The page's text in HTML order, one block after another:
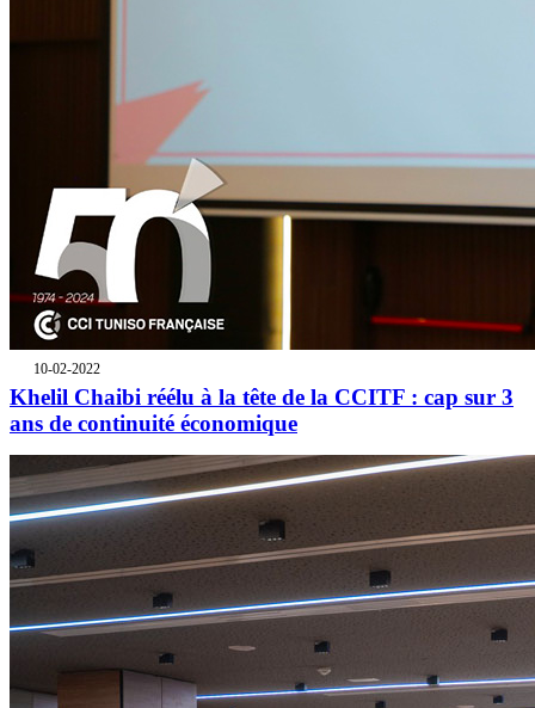
10-02-2022
Khelil Chaibi réélu à la tête de la CCITF : cap sur 3
ans de continuité économique